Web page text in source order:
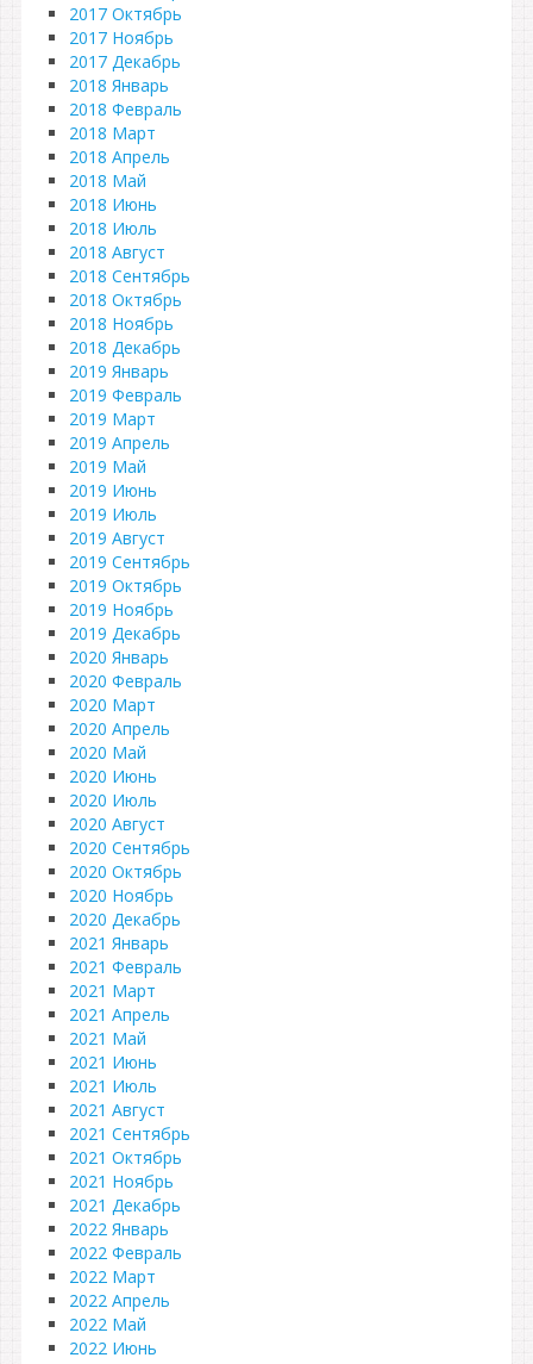
2017 Октябрь
2017 Ноябрь
2017 Декабрь
2018 Январь
2018 Февраль
2018 Март
2018 Апрель
2018 Май
2018 Июнь
2018 Июль
2018 Август
2018 Сентябрь
2018 Октябрь
2018 Ноябрь
2018 Декабрь
2019 Январь
2019 Февраль
2019 Март
2019 Апрель
2019 Май
2019 Июнь
2019 Июль
2019 Август
2019 Сентябрь
2019 Октябрь
2019 Ноябрь
2019 Декабрь
2020 Январь
2020 Февраль
2020 Март
2020 Апрель
2020 Май
2020 Июнь
2020 Июль
2020 Август
2020 Сентябрь
2020 Октябрь
2020 Ноябрь
2020 Декабрь
2021 Январь
2021 Февраль
2021 Март
2021 Апрель
2021 Май
2021 Июнь
2021 Июль
2021 Август
2021 Сентябрь
2021 Октябрь
2021 Ноябрь
2021 Декабрь
2022 Январь
2022 Февраль
2022 Март
2022 Апрель
2022 Май
2022 Июнь